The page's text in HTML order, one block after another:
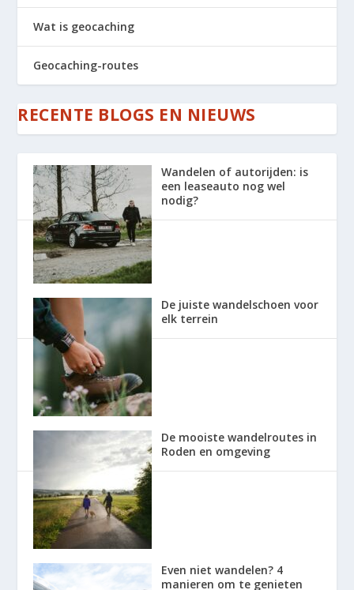
Wat is geocaching
Geocaching-routes
RECENTE BLOGS EN NIEUWS
Wandelen of autorijden: is
een leaseauto nog wel
nodig?
De juiste wandelschoen voor
elk terrein
De mooiste wandelroutes in
Roden en omgeving
Even niet wandelen? 4
manieren om te genieten